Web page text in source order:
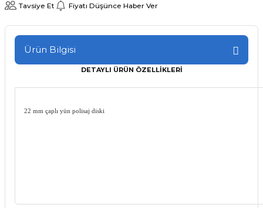
Tavsiye Et Fiyatı Düşünce Haber Ver
Ürün Bilgisi
DETAYLI ÜRÜN ÖZELLİKLERİ
22 mm çaplı yün polisaj diski